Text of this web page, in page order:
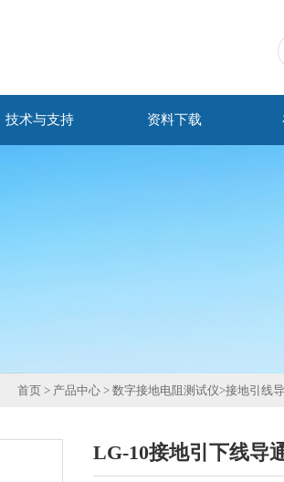
技术与支持 资料下载
首页 > 产品中心 > 数字接地电阻测试仪>接地引线
LG-10接地引下线导